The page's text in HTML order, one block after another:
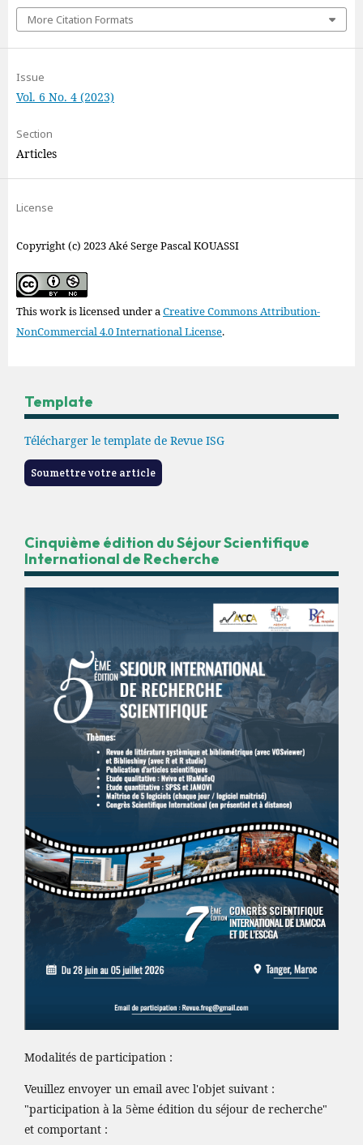
More Citation Formats
Issue
Vol. 6 No. 4 (2023)
Section
Articles
License
Copyright (c) 2023 Aké Serge Pascal KOUASSI
This work is licensed under aCreative Commons Attribution-
NonCommercial 4.0 International License.
Template
Télécharger le template de Revue ISG
Soumettre votre article
Cinquième édition du Séjour Scientifique
International de Recherche
Modalités de participation :
Veuillez envoyer un email avec l'objet suivant :
"participation à la 5ème édition du séjour de recherche"
et comportant :